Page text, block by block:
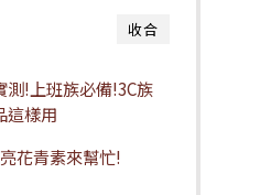
收合
測!上班族必備!3C族
這樣用
花青素來幫忙!